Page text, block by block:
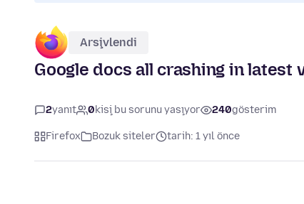
Arşivlendi
Google docs all crashing in
2yanıt 0kişi bu sorunu yaşıyor 240gösterim
Firefox Bozuk siteler tarih: 1 yıl önce